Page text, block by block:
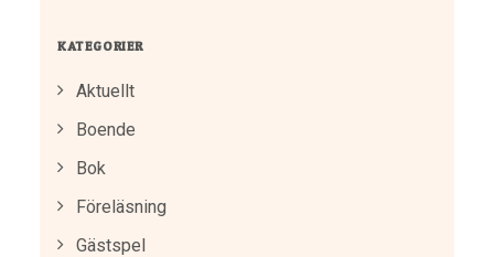
KATEGORIER
Aktuellt
Boende
Bok
Föreläsning
Gästspel